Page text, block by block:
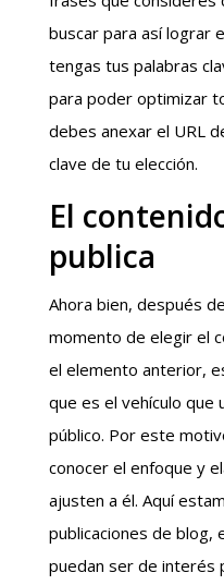
buscar para así lograr
tengas tus palabras
para poder optimizar
debes anexar el URL
clave de tu elección.
El
publica
Ahora bien, después
momento de elegir el
el elemento anterior,
que es el vehículo que
público. Por este
conocer el enfoque y
ajusten a él. Aquí
publicaciones de blog,
puedan ser de interés